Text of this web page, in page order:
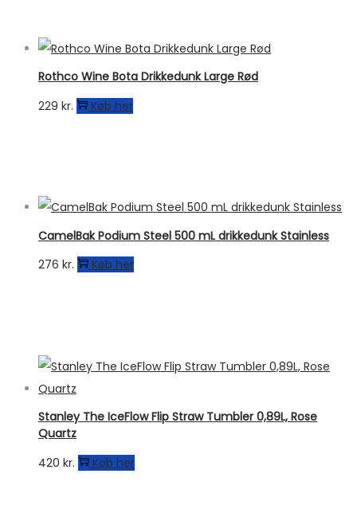
Rothco Wine Bota Drikkedunk Large Rød
229 kr. Køb her
CamelBak Podium Steel 500 mL drikkedunk Stainless
276 kr. Køb her
Stanley The IceFlow Flip Straw Tumbler 0,89L, Rose
Quartz
420 kr. Køb her